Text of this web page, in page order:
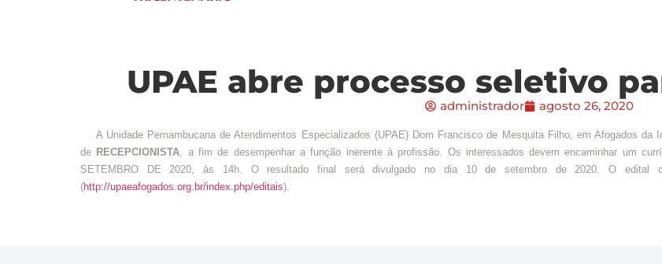
UPAE abre processo seletivo
administrador agosto 26, 2020
A Unidade Pernambucana de Atendimentos Especializados (UPAE) Dom Francisco de Mesquita Filho, em Afogados da
de RECEPCIONISTA, a fim de desempenhar a função inerente à profissão. Os interessados devem encaminhar um
SETEMBRO DE 2020, às 14h. O resultado final será divulgado no dia 10 de setembro de 2020. O edital
(http://upaeafogados.org.br/index.php/editais).